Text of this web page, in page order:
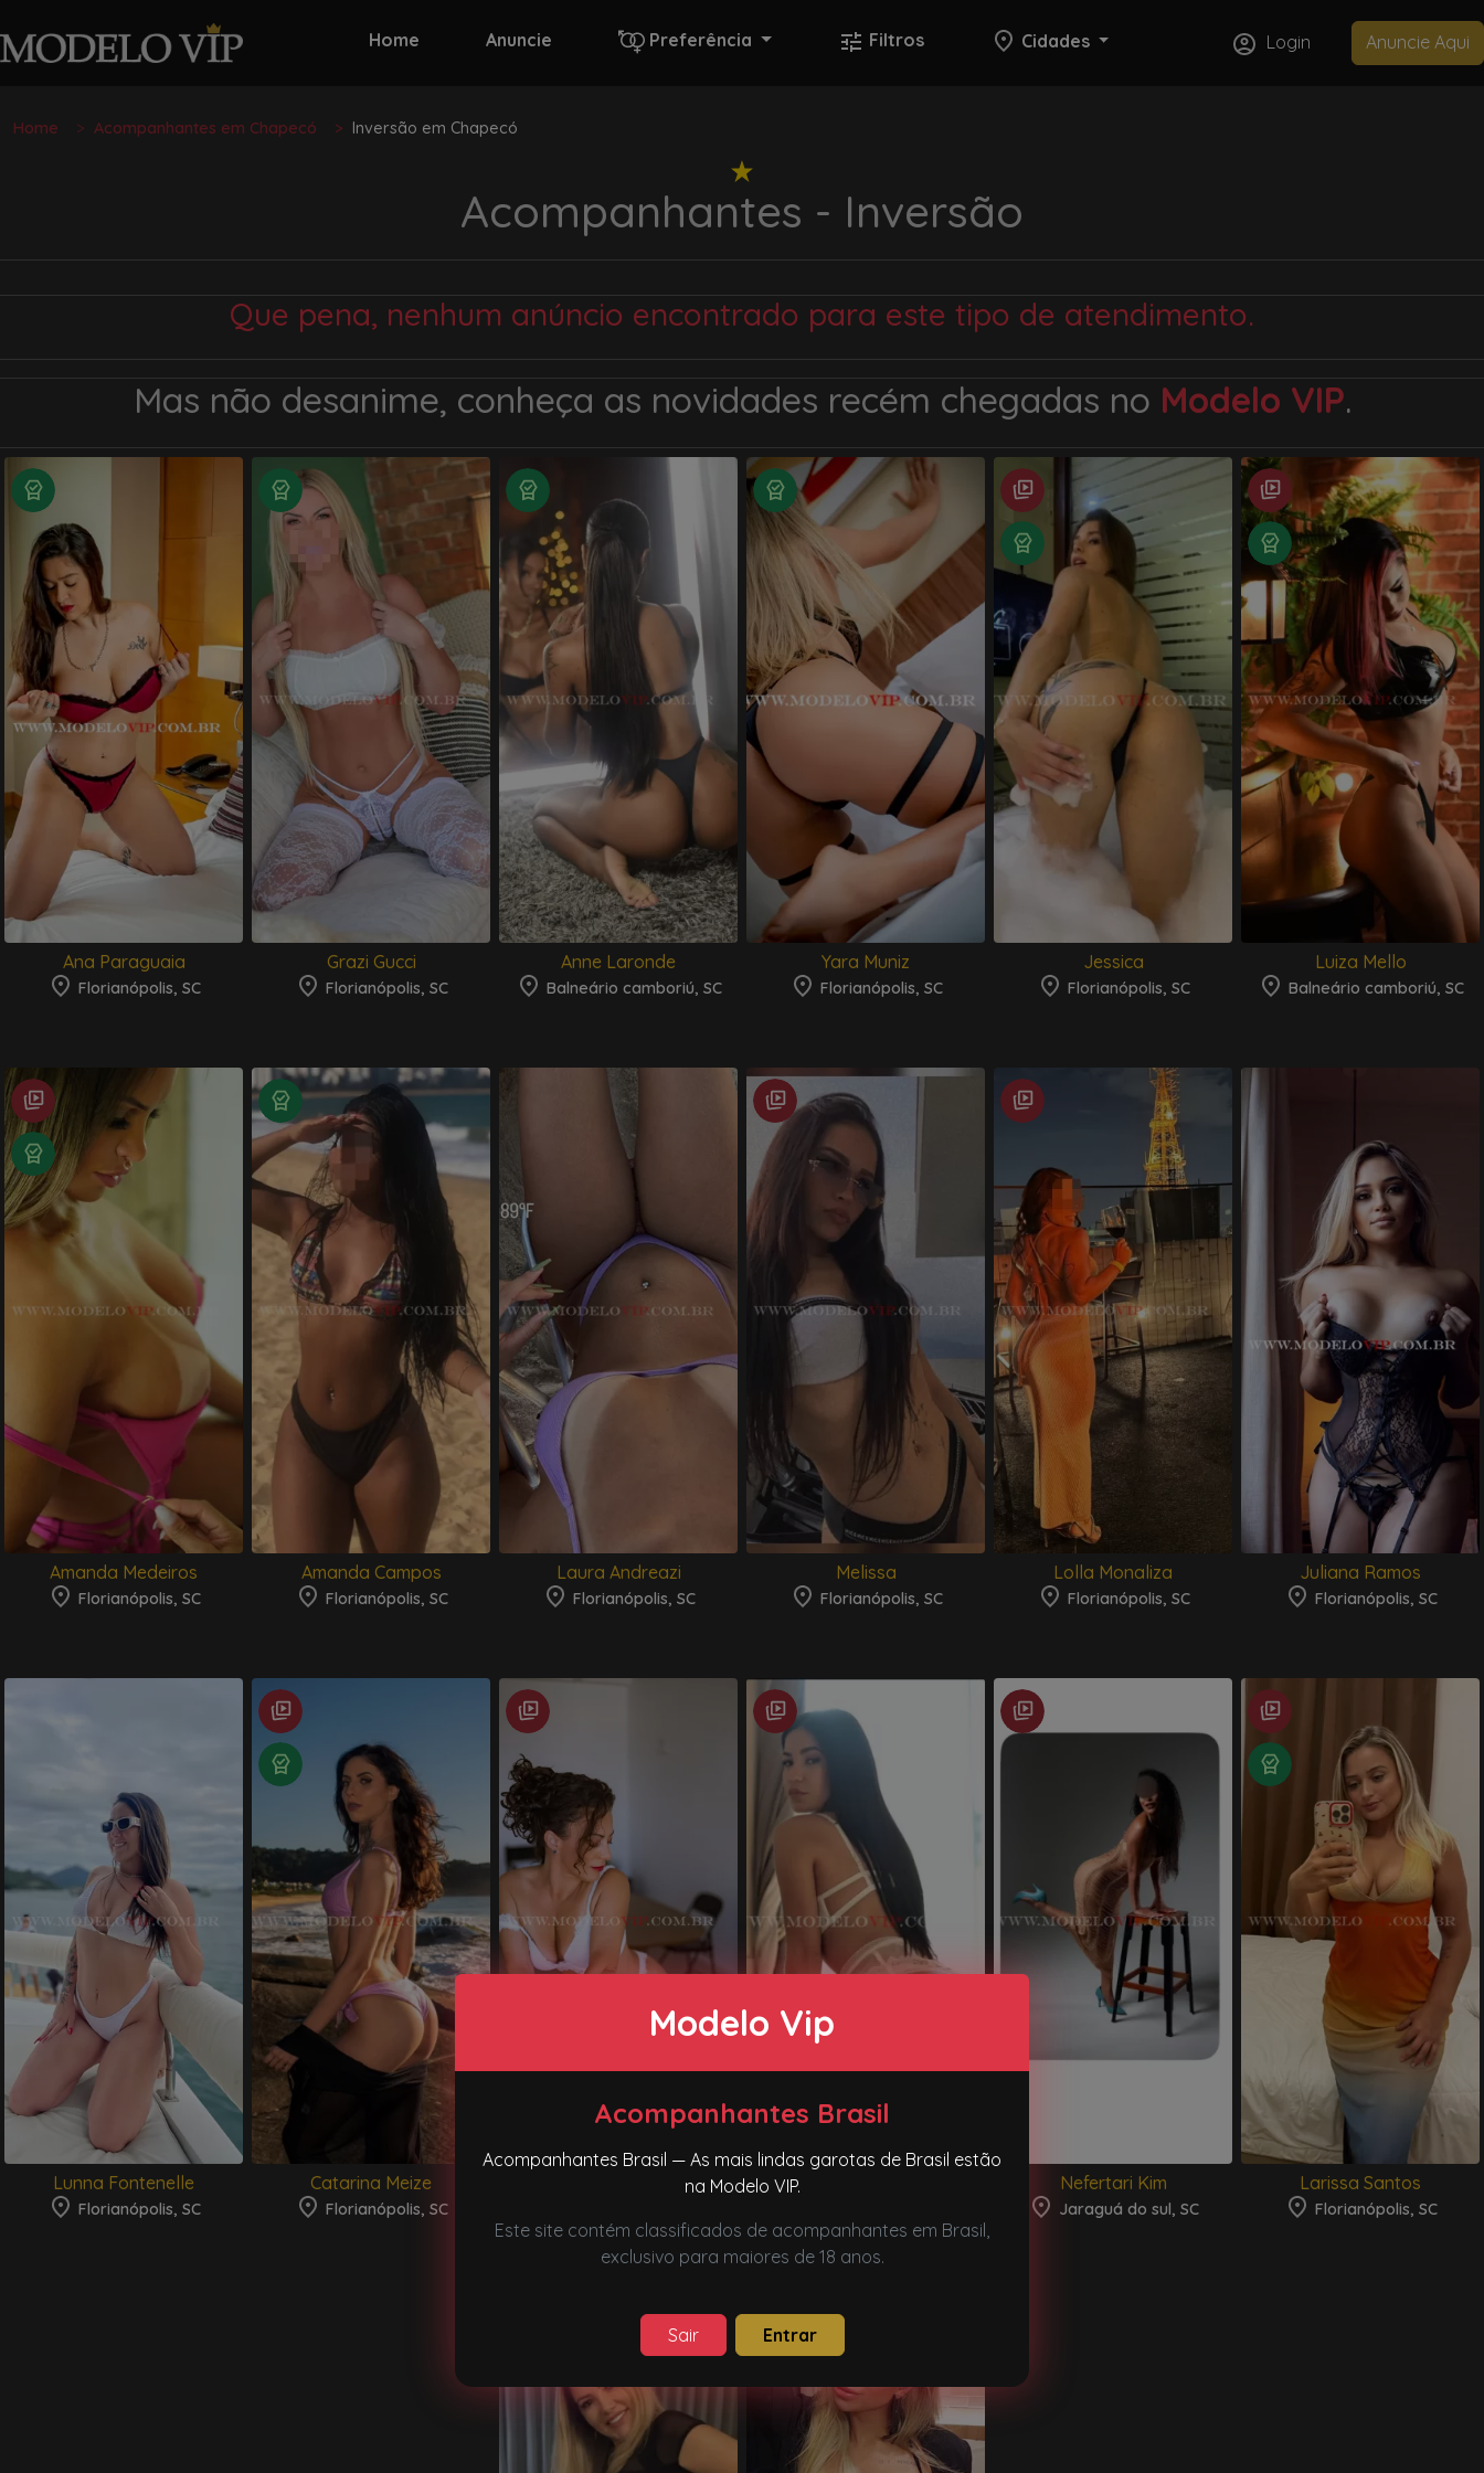
Home Anuncie Preferência Filtros Cidades Login Anuncie Aqui
Home Acompanhantes em Chapecó Inversão em Chapecó
Acompanhantes - Inversão
Que pena, nenhum anúncio encontrado para este tipo de atendimento.
Mas não desanime, conheça as novidades recém chegadas no Modelo VIP.
Ana Paraguaia
Florianópolis, SC
Grazi Gucci
Florianópolis, SC
Anne Laronde
Balneário camboriú, SC
Yara Muniz
Florianópolis, SC
Jessica
Florianópolis, SC
Luiza Mello
Balneário camboriú, SC
Amanda Medeiros
Florianópolis, SC
Amanda Campos
Florianópolis, SC
Laura Andreazi
Florianópolis, SC
Melissa
Florianópolis, SC
Lolla Monaliza
Florianópolis, SC
Juliana Ramos
Florianópolis, SC
Lunna Fontenelle
Florianópolis, SC
Catarina Meize
Florianópolis, SC
Nefertari Kim
Jaraguá do sul, SC
Larissa Santos
Florianópolis, SC
Modelo Vip
Acompanhantes Brasil
Acompanhantes Brasil — As mais lindas garotas de Brasil estão
na Modelo VIP.
Este site contém classificados de acompanhantes em Brasil,
exclusivo para maiores de 18 anos.
Sair Entrar